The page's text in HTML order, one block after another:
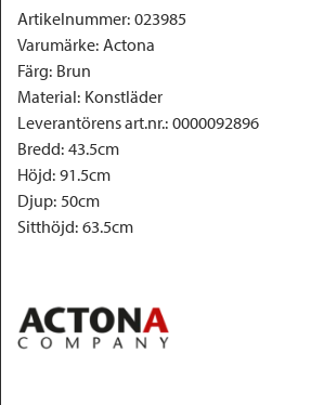
Artikelnummer: 023985
Varumärke: Actona
Färg: Brun
Material: Konstläder
Leverantörens art.nr.: 0000092896
Bredd: 43.5cm
Höjd: 91.5cm
Djup: 50cm
Sitthöjd: 63.5cm